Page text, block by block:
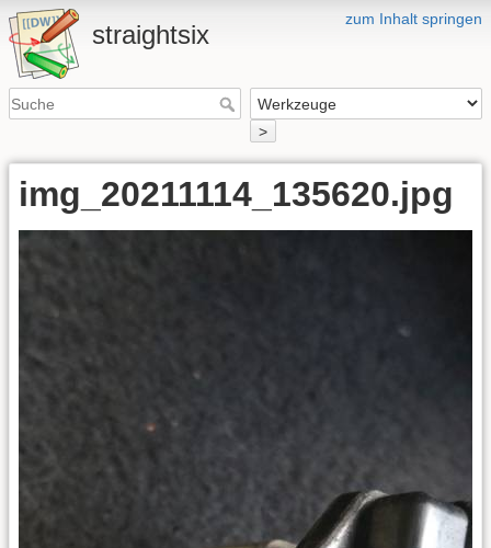
zum Inhalt springen
straightsix
>
img_20211114_135620.jpg